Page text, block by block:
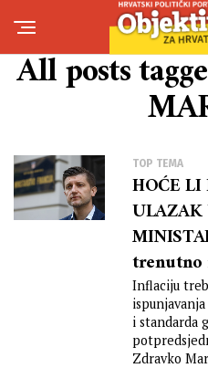
All posts
TOP TEMA
HOĆE
ULAZAK
trenutno
inflaciju
prosjeka
Inflaciju
i standarda
Zdravko